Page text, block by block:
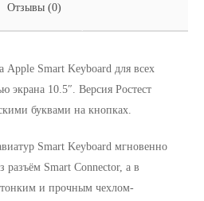
Отзывы (0)
Apple Smart Keyboard для всех
экрана 10.5″. Версия Ростест
буквами на кнопках.
Smart Keyboard мгновенно
разъём Smart Connector, а в
и прочным чехлом-